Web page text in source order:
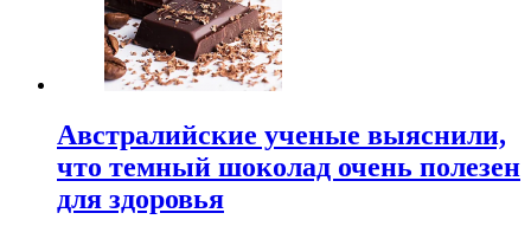
Австралийские ученые выяснили,
что темный шоколад очень полезен
для здоровья